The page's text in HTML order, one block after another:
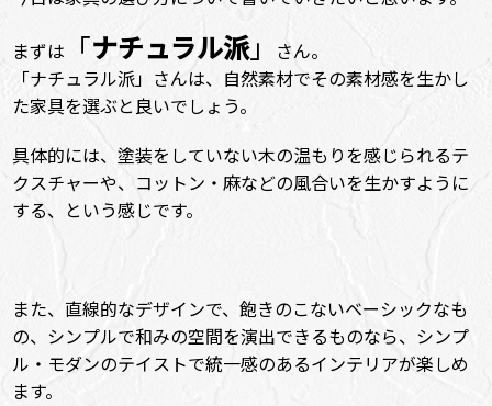
まずは 「ナチュラル派」
さん。
「ナチュラル派」さんは、自然素材でその素材感を生かし
た家具を選ぶと良いでしょう。
具体的には、塗装をしていない木の温もりを感じられるテ
クスチャーや、コットン・麻などの風合いを生かすように
する、という感じです。
また、直線的なデザインで、飽きのこないベーシックなも
の、シンプルで和みの空間を演出できるものなら、シンプ
ル・モダンのテイストで統一感のあるインテリアが楽しめ
ます。